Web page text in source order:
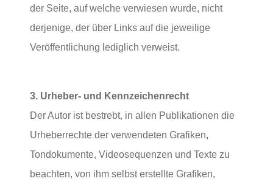
der Seite, auf welche verwiesen wurde, nicht
derjenige, der über Links auf die jeweilige
Veröffentlichung lediglich verweist.
3. Urheber- und Kennzeichenrecht
Der Autor ist bestrebt, in allen Publikationen die
Urheberrechte der verwendeten Grafiken,
Tondokumente, Videosequenzen und Texte zu
beachten, von ihm selbst erstellte Grafiken,